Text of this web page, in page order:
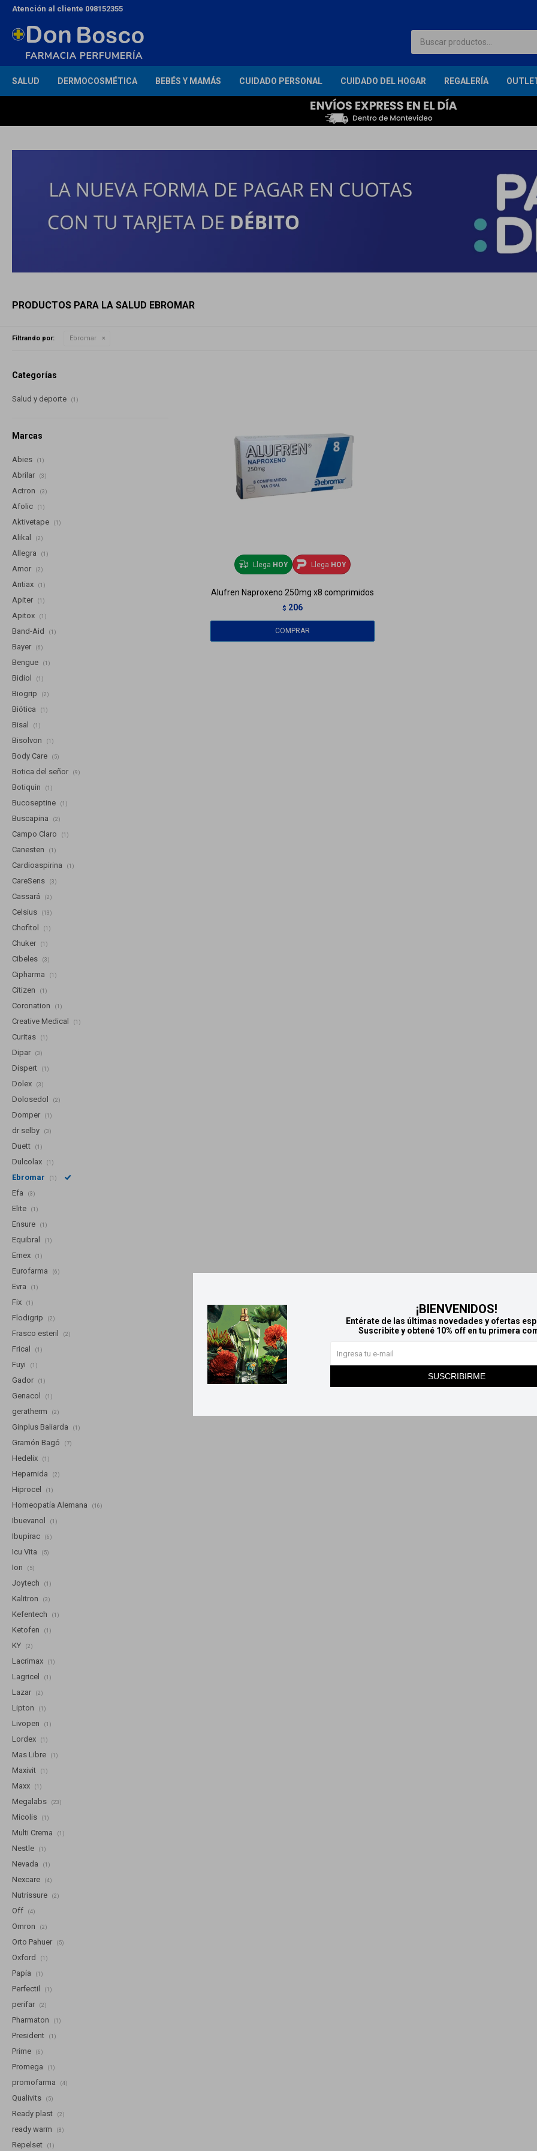
¡BIENVENIDOS!
Entérate de las últimas novedades y ofertas
Suscribite y obtené 10% off en tu primera
SUSCRIBIRME
SALUD DERMOCOSMÉTICA BEBÉS Y MAMÁS CUIDADO PERSONAL CUIDADO DEL HOGAR REGALERÍA
Atención al cliente 098152355
PRODUCTOS PARA LA SALUD EBROMAR
Filtrando por: Ebromar
Llega HOY Llega HOY
Alufren Naproxeno 250mg x8 comprimidos
$ 206
Categorías
Salud y deporte (1)
Marcas
Abies (1)
Abrilar (3)
Actron (3)
Afolic (1)
Aktivetape (1)
Alikal (2)
Allegra (1)
Amor (2)
Antiax (1)
Apiter (1)
Apitox (1)
Band-Aid (1)
Bayer (6)
Bengue (1)
Bidiol (1)
Biogrip (2)
Biótica (1)
Bisal (1)
Bisolvon (1)
Body Care (5)
Botica del señor (9)
Botiquin (1)
Bucoseptine (1)
Buscapina (2)
Campo Claro (1)
Canesten (1)
Cardioaspirina (1)
CareSens (3)
Cassará (2)
Celsius (13)
Chofitol (1)
Chuker (1)
Cibeles (3)
Cipharma (1)
Citizen (1)
Coronation (1)
Creative Medical (1)
Curitas (1)
Dipar (3)
Dispert (1)
Dolex (3)
Dolosedol (2)
Domper (1)
dr selby (3)
Duett (1)
Dulcolax (1)
Ebromar (1)
Efa (3)
Elite (1)
Ensure (1)
Equibral (1)
Ernex (1)
Eurofarma (6)
Evra (1)
Fix (1)
Flodigrip (2)
Frasco esteril (2)
Frical (1)
Fuyi (1)
Gador (1)
Genacol (1)
geratherm (2)
Ginplus Baliarda (1)
Gramón Bagó (7)
Hedelix (1)
Hepamida (2)
Hiprocel (1)
Homeopatía Alemana (16)
Ibuevanol (1)
Ibupirac (6)
Icu Vita (5)
Ion (5)
Joytech (1)
Kalitron (3)
Kefentech (1)
Ketofen (1)
KY (2)
Lacrimax (1)
Lagricel (1)
Lazar (2)
Lipton (1)
Livopen (1)
Lordex (1)
Mas Libre (1)
Maxivit (1)
Maxx (1)
Megalabs (23)
Micolis (1)
Multi Crema (1)
Nestle (1)
Nevada (1)
Nexcare (4)
Nutrissure (2)
Off (4)
Omron (2)
Orto Pahuer (5)
Oxford (1)
Papía (1)
Perfectil (1)
perifar (2)
Pharmaton (1)
President (1)
Prime (6)
Promega (1)
promofarma (4)
Qualivits (5)
Ready plast (2)
ready warm (8)
Repelset (1)